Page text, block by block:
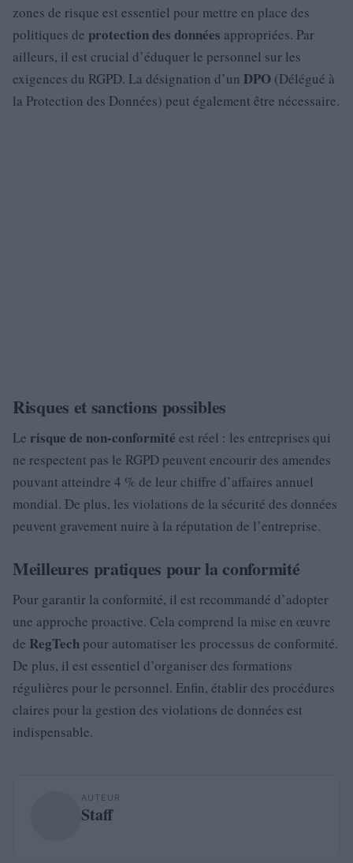
zones de risque est essentiel pour mettre en place des
politiques de protection des données appropriées. Par
ailleurs, il est crucial d’éduquer le personnel sur les
exigences du RGPD. La désignation d’un DPO (Délégué à
la Protection des Données) peut également être nécessaire.
Risques et sanctions possibles
Le risque de non-conformité est réel : les entreprises qui
ne respectent pas le RGPD peuvent encourir des amendes
pouvant atteindre 4 % de leur chiffre d’affaires annuel
mondial. De plus, les violations de la sécurité des données
peuvent gravement nuire à la réputation de l’entreprise.
Meilleures pratiques pour la conformité
Pour garantir la conformité, il est recommandé d’adopter
une approche proactive. Cela comprend la mise en œuvre
de RegTech pour automatiser les processus de conformité.
De plus, il est essentiel d’organiser des formations
régulières pour le personnel. Enfin, établir des procédures
claires pour la gestion des violations de données est
indispensable.
AUTEUR
Staff